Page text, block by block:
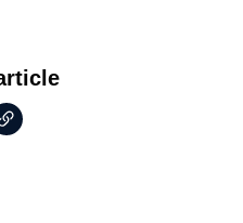
le lien